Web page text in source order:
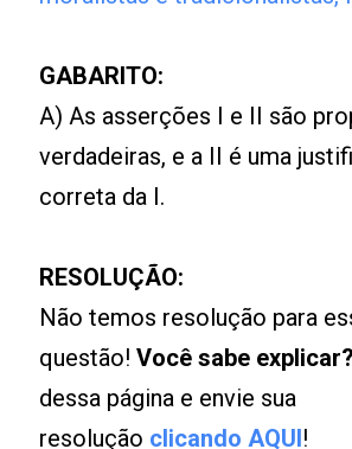
GABARITO:
A) As asserções I e II são
verdadeiras, e a II é uma
correta da I.
RESOLUÇÃO:
Não temos resolução para
questão!Você sabe explicar?
dessa página e envie sua
resolução clicando AQUI!